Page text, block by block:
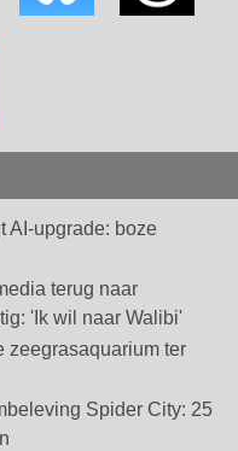
AI-upgrade: boze
terug naar
'Ik wil naar Walibi'
zeegrasaquarium ter
Spider City: 25